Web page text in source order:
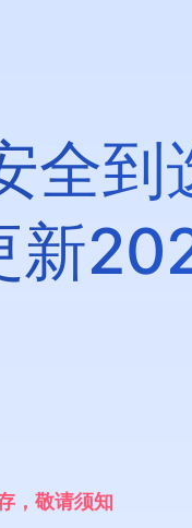
到
新
， 敬请须知